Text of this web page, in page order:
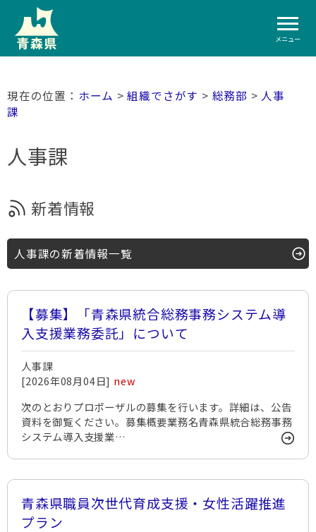
メニュー
ホーム >組織でさがす > 総務部 > 人事
課
人事課
新着情報
人事課の新着情報一覧
【募集】「青森県統合総務事務システム導
入支援業務委託」について
人事課
[2026年08月04日] new
次のとおりプロポーザルの募集を行います。詳細は、公告
資料を御覧ください。募集概要業務名青森県統合総務事務
システム導入支援業…
青森県職員次世代育成支援・女性活躍推進
プラン